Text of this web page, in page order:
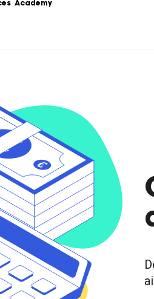
la théorie au
stratégie de
Notre
sur
Academy